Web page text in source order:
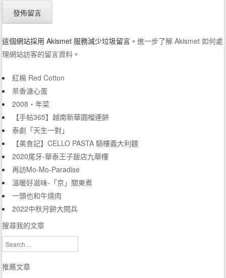
這個網站採用 Akismet 服務減少垃圾留言。進一步了解 Akismet 如何處
理網站訪客的留言資料 。
紅棉 Red Cotton
茶香溏心蛋
2008‧年菜
【手帖365】越南新華園榴連餅
泰劇「天生一對」
【美食記】CELLO PASTA 騎樓義大利麵
2020尾牙-華泰王子飯店九華樓
再訪Mo-Mo-Paradise
溫暖好滋味-「京」關東煮
一頭也和牛燒肉
2022中秋月餅大閱兵
搜尋我的文章
Search
推薦文章